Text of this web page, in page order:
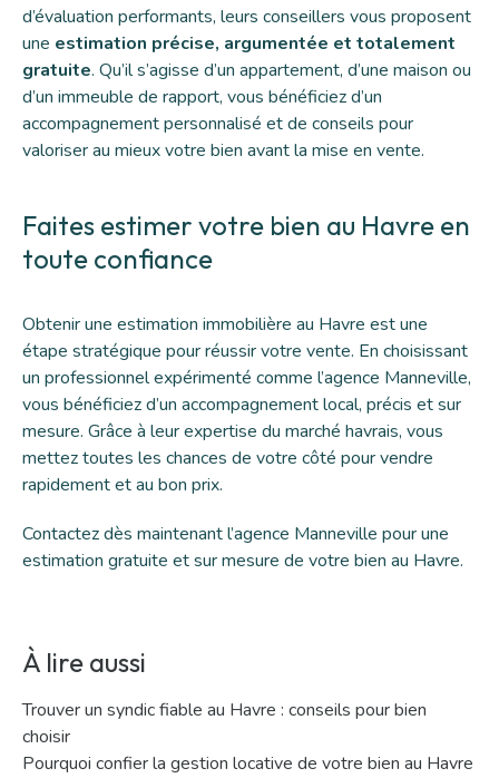
d’évaluation performants, leurs conseillers vous proposent
une estimation précise, argumentée et totalement
gratuite. Qu’il s’agisse d’un appartement, d’une maison ou
d’un immeuble de rapport, vous bénéficiez d’un
accompagnement personnalisé et de conseils pour
valoriser au mieux votre bien avant la mise en vente.
Faites estimer votre bien au Havre en
toute confiance
Obtenir une estimation immobilière au Havre est une
étape stratégique pour réussir votre vente. En choisissant
un professionnel expérimenté comme l’agence Manneville,
vous bénéficiez d’un accompagnement local, précis et sur
mesure. Grâce à leur expertise du marché havrais, vous
mettez toutes les chances de votre côté pour vendre
rapidement et au bon prix.
Contactez dès maintenant l’agence Manneville pour une
estimation gratuite et sur mesure de votre bien au Havre.
À lire aussi
Trouver un syndic fiable au Havre : conseils pour bien
choisir
Pourquoi confier la gestion locative de votre bien au Havre